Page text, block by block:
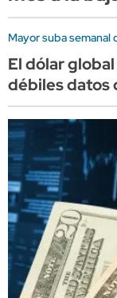
Mayor suba semanal
El dólar
débiles datos